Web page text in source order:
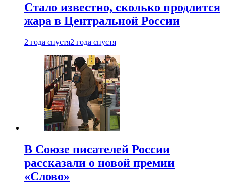
Стало известно, сколько продлится
жара в Центральной России
2 года спустя2 года спустя
В Союзе писателей России
рассказали о новой премии
«Слово»